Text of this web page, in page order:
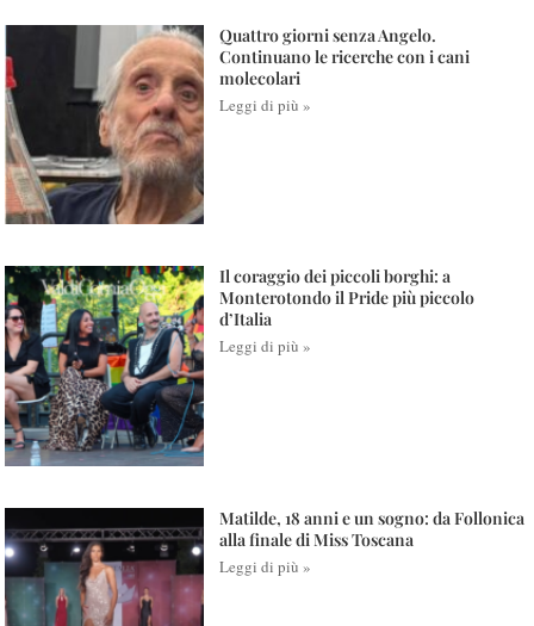
Quattro giorni senza Angelo.
Continuano le ricerche con i cani
molecolari
Leggi di più »
Il coraggio dei piccoli borghi: a
Monterotondo il Pride più piccolo
d’Italia
Leggi di più »
Matilde, 18 anni e un sogno: da Follonica
alla finale di Miss Toscana
Leggi di più »